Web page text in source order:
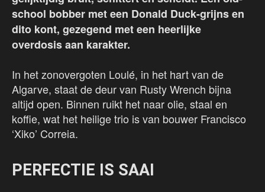
school bobber met een Donald Duck-grijns en
dito kont, gezegend met een heerlijke
overdosis aan karakter.
In het zonovergoten Loulé, in het hart van de
Algarve, staat de deur van Rusty Wrench bijna
altijd open. Binnen ruikt het naar olie, staal en
koffie, wat het heilige trio is van bouwer Francisco
‘Xiko’ Correia.
PERFECTIE IS SAAI